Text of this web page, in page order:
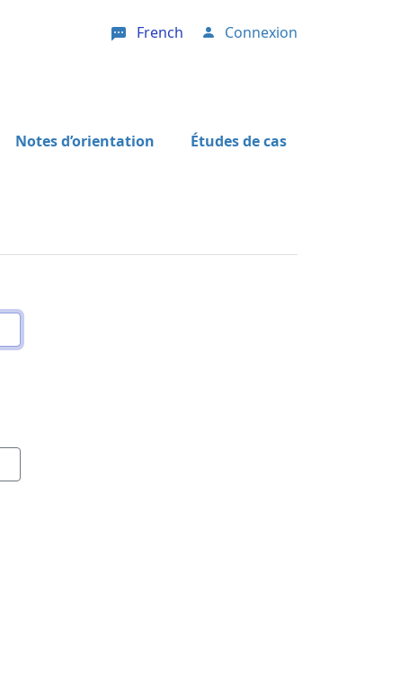
French User account menu
Connexion
Notes d’orientation Études de cas